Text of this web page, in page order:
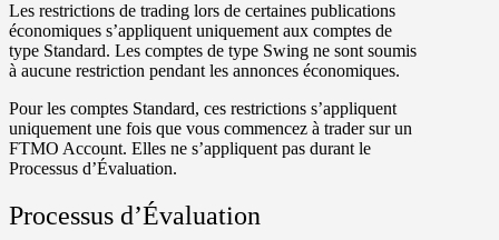
Les restrictions de trading lors de certaines publications
économiques s’appliquent uniquement aux comptes de
type Standard. Les comptes de type Swing ne sont soumis
à aucune restriction pendant les annonces économiques.
Pour les comptes Standard, ces restrictions s’appliquent
uniquement une fois que vous commencez à trader sur un
FTMO Account. Elles ne s’appliquent pas durant le
Processus d’Évaluation.
Processus d’Évaluation